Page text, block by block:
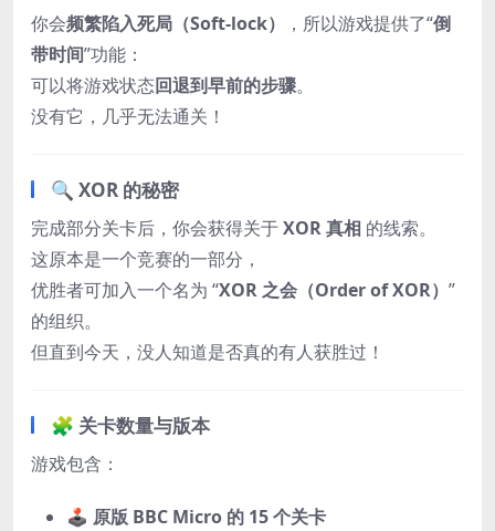
你会频繁陷入死局（Soft-lock） ，所以游戏提供了“倒
带时间”功能：
可以将游戏状态回退到早前的步骤。
没有它，几乎无法通关！
🔍 XOR 的秘密
完成部分关卡后，你会获得关于XOR 真相 的线索。
这原本是一个竞赛的一部分，
优胜者可加入一个名为 “XOR 之会（Order of XOR） ”
的组织。
但直到今天，没人知道是否真的有人获胜过！
🧩 关卡数量与版本
游戏包含：
🕹️ 原版 BBC Micro 的 15 个关卡